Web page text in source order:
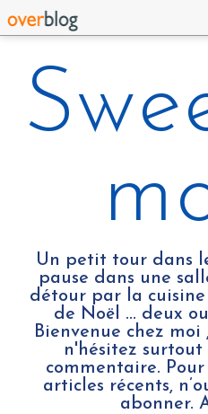
Un petit tour dans
pause dans une
détour par la
de Noël ... deux
Bienvenue chez
n'hésitez surtout
commentaire.
articles récents,
abonner.